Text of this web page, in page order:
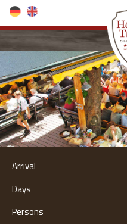
direkt zur Navigation
direkt zum Inhalt
Arrival
Days
Persons